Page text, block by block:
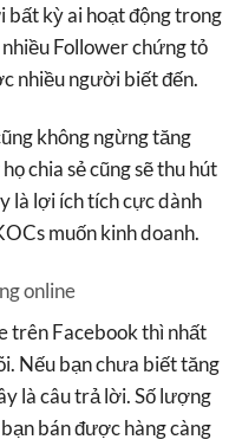
bất kỳ ai hoạt động trong
Follower chứng tỏ
nhiều người biết đến.
không ngừng tăng
chia sẻ cũng sẽ thu hút
là lợi ích tích cực dành
muốn kinh doanh.
online
trên Facebook thì nhất
Nếu bạn chưa biết tăng
là câu trả lời. Số lượng
bán được hàng càng